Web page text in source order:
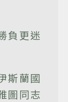
負更迷
斯蘭國
圖同志